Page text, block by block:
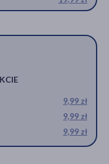
9,99 zł
9,99 zł
9,99 zł